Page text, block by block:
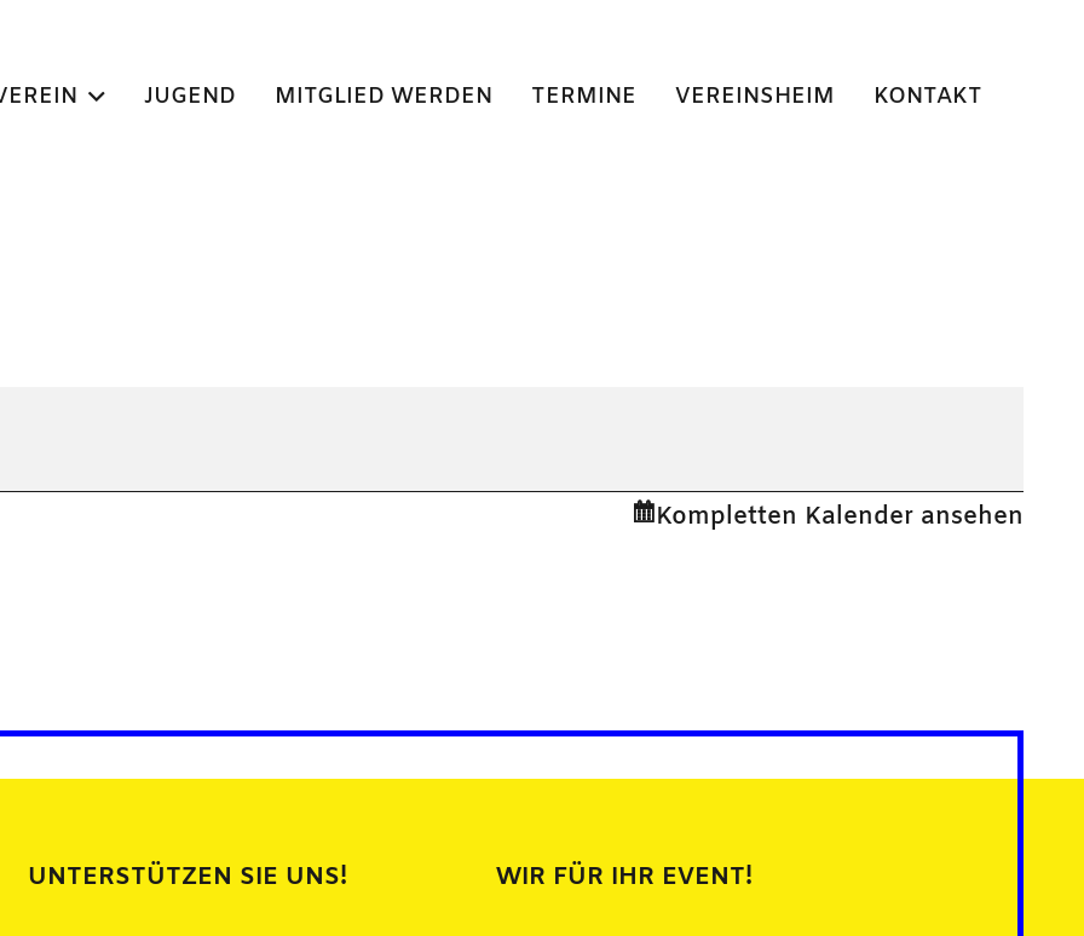
JUGEND MITGLIED WERDEN TERMINE VEREINSHEIM KONTAKT
Kompletten Kalender ansehen
UNTERSTÜTZEN SIE UNS! WIR FÜR IHR EVENT!